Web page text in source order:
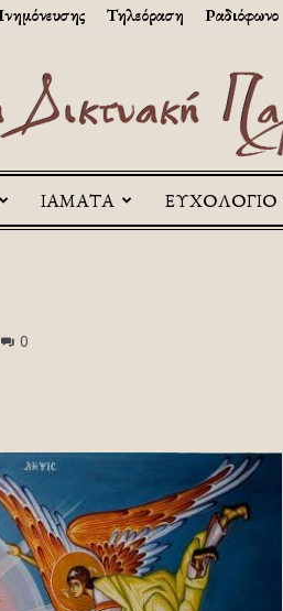
Τηλεόραση Ραδιόφωνο
Askitikon
ΙΑΜΑΤΑ ΕΥΧΟΛΟΓΙΟ
0